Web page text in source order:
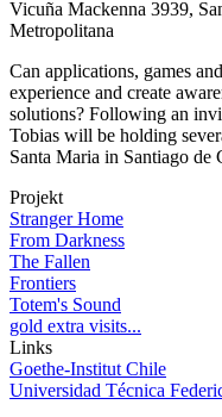
Vicuña Mackenna 3939,
Metropolitana
Can applications, games
experience and create
solutions? Following an
Tobias will be holding
Santa Maria in Santiago de
Projekt
Stranger Home
From Darkness
The Fallen
Frontiers
Totem's Sound
gold extra visits...
Links
Goethe-Institut Chile
Universidad Técnica